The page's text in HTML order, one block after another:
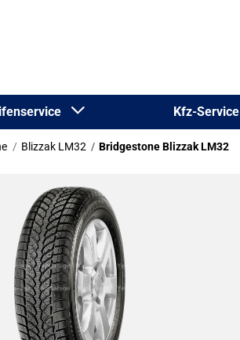
Kfz-Service
Blizzak LM32 Bridgestone Blizzak LM32